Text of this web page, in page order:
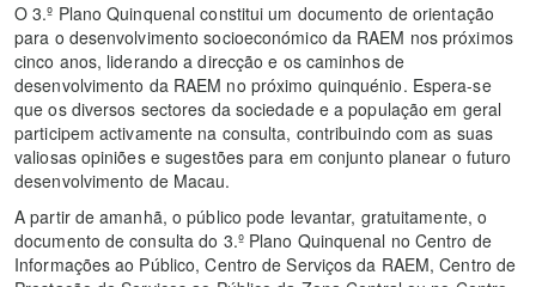
O 3.º Plano Quinquenal constitui um documento de orientação
para o desenvolvimento socioeconómico da RAEM nos próximos
cinco anos, liderando a direcção e os caminhos de
desenvolvimento da RAEM no próximo quinquénio. Espera-se
que os diversos sectores da sociedade e a população em geral
participem activamente na consulta, contribuindo com as suas
valiosas opiniões e sugestões para em conjunto planear o futuro
desenvolvimento de Macau.
A partir de amanhã, o público pode levantar, gratuitamente, o
documento de consulta do 3.º Plano Quinquenal no Centro de
Informações ao Público, Centro de Serviços da RAEM, Centro de